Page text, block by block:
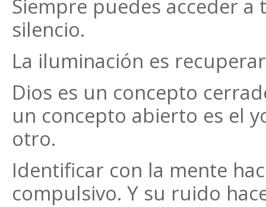
Siempre puedes acceder
silencio.
La iluminación es
Dios es un concepto
un concepto abierto es el
otro.
Identificar con la mente
compulsivo. Y su ruido